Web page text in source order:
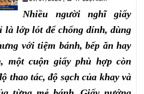
Nhiều người nghĩ giấy
là lớp lót để chống dính, dùng
với tiệm bánh, bếp ăn hay
một cuộn giấy phù hợp còn
thao tác, độ sạch của khay và